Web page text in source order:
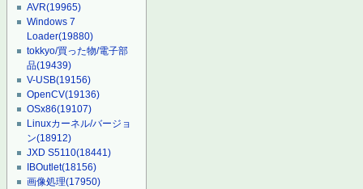
AVR(19965)
Windows 7
Loader(19880)
tokkyo/買った物/電子部
品(19439)
V-USB(19156)
OpenCV(19136)
OSx86(19107)
Linuxカーネル/バージョ
ン(18912)
JXD S5110(18441)
IBOutlet(18156)
画像処理(17950)